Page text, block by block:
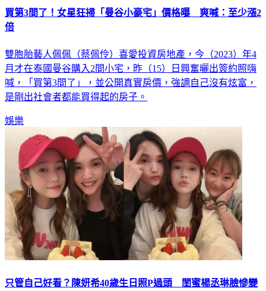
買第3間了！女星狂掃「曼谷小豪宅」價格曝 爽喊：至少漲2
倍
雙胞胎藝人佩佩（蔡佩伶）喜愛投資房地產，今（2023）年4
月才在泰國曼谷購入2間小宅，昨（15）日興奮曬出簽約照嗨
喊，「買第3間了」，並公開真實房價，強調自己沒有炫富，
是剛出社會者都能買得起的房子。
娛樂
只管自己好看？陳妍希40歲生日照P過頭 閨蜜楊丞琳臉慘變